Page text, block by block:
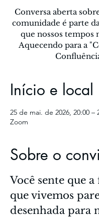
Conversa aberta
comunidade é parte
que nossos tempos
Aquecendo para a
Início e local
25 de mai. de 2026, 20:00 –
Zoom
Sobre o
Você sente que
que vivemos
desenhada para